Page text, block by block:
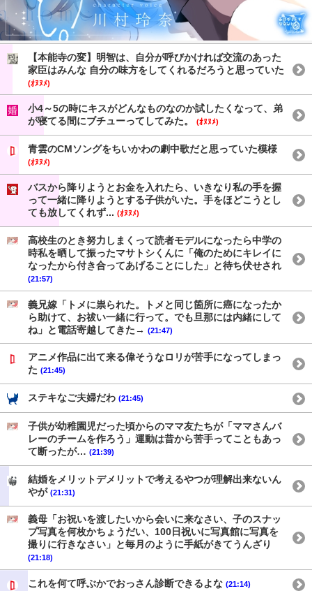
【本能寺の変】明智は、自分が呼びかければ交流のあった
家臣はみんな 自分の味方をしてくれるだろうと思っていた
(ｵﾇﾇﾒ)
小4～5の時にキスがどんなものなのか試したくなって、弟
が寝てる間にブチューってしてみた。
(ｵﾇﾇﾒ)
青雲のCMソングをちいかわの劇中歌だと思っていた模様
(ｵﾇﾇﾒ)
バスから降りようとお金を入れたら、いきなり私の手を握
って一緒に降りようとする子供がいた。手をほどこうとし
ても放してくれず... (ｵﾇﾇﾒ)
高校生のとき努力しまくって読者モデルになったら中学の
時私を晒して振ったマサトシくんに「俺のためにキレイに
なったから付き合ってあげることにした」と待ち伏せされ
(21:57)
義兄嫁「トメに祟られた。トメと同じ箇所に癌になったか
ら助けて、お祓い一緒に行って。でも旦那には内緒にして
ね」と電話寄越してきた→ (21:47)
アニメ作品に出て来る偉そうなロリが苦手になってしまっ
た (21:45)
ステキなご夫婦だわ (21:45)
子供が幼稚園児だった頃からのママ友たちが「ママさんバ
レーのチームを作ろう」運動は昔から苦手ってこともあっ
て断ったが… (21:39)
結婚をメリットデメリットで考えるやつが理解出来ないん
やが (21:31)
義母「お祝いを渡したいから会いに来なさい、子のスナッ
プ写真を何枚かちょうだい、100日祝いに写真館に写真を
撮りに行きなさい」と毎月のように手紙がきてうんざり
(21:18)
これを何て呼ぶかでおっさん診断できるよな (21:14)